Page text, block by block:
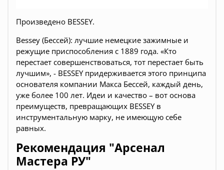
Произведено BESSEY.
Веssey (Бессей): лучшие немецкие зажимные и
режущие приспособления с 1889 года. «Кто
перестает совершенствоваться, тот перестает быть
лучшим», - BESSEY придерживается этого принципа
основателя компании Макса Бессей, каждый день,
уже более 100 лет. Идеи и качество – вот основа
преимуществ, превращающих BESSEY в
инструментальную марку, не имеющую себе
равных.
Рекомендация "Арсенал
Мастера РУ"